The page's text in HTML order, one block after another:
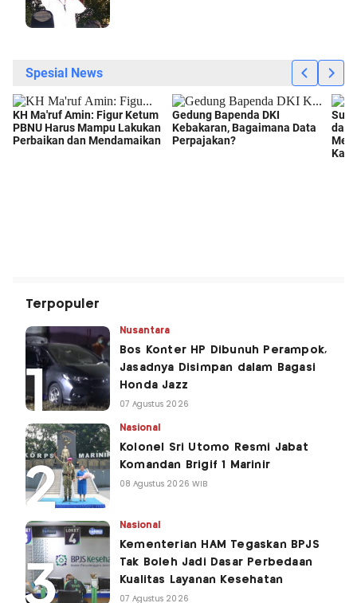
Terpopuler
Nusantara
Bos Konter HP Dibunuh Perampok,
Jasadnya Disimpan dalam Bagasi
Honda Jazz
07 Agustus 2026
Nasional
Kolonel Sri Utomo Resmi Jabat
Komandan Brigif 1 Marinir
08 Agustus 2026 WIB
Nasional
Kementerian HAM Tegaskan BPJS
Tak Boleh Jadi Dasar Perbedaan
Kualitas Layanan Kesehatan
07 Agustus 2026